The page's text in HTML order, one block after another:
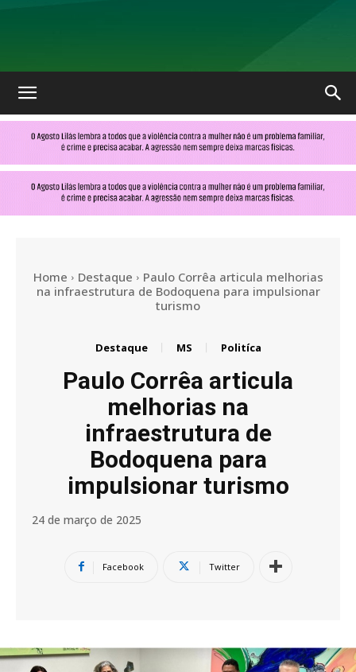
No
Olhar
MS
Home Destaque
Paulo Corrêa articula melhorias
na infraestrutura de Bodoquena para impulsionar
turismo
Destaque MS Politíca
Paulo Corrêa articula
melhorias na
infraestrutura de
Bodoquena para
impulsionar turismo
24 de março de 2025
Facebook Twitter